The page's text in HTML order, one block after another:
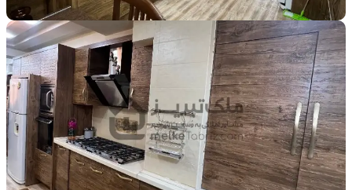
174مترمربع
قیمت کل
۱۰٬۲۰۰٬۰۰۰٬۰۰۰تومان
طبقه
5